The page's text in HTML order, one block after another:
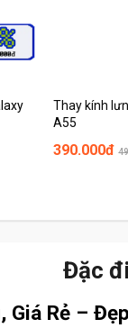
Thay kính
A55
390.000đ
Đặc
Giá Rẻ –